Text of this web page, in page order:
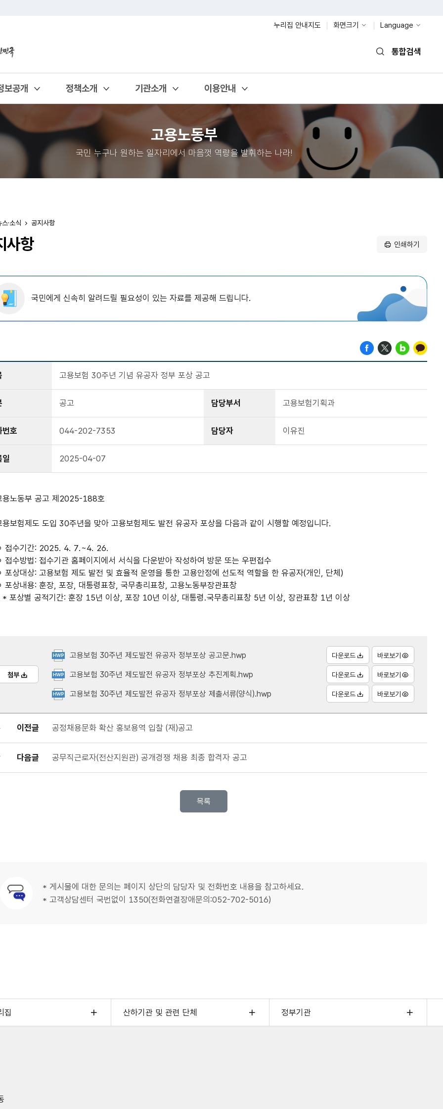
누리집 안내지도 화면크기 Language
통합검색
보공개
기
정책소개
열기
기관소개
열기
이용안내
열기
고용노동부
국민 누구나 원하는 일자리에서 마음껏 역량을 발휘하는 나라!
사항
스·소식 공지사항
인쇄하기
국민에게 신속히 알려드릴 필요성이 있는 자료를 제공해 드립니다.
고용보험 30주년 기념 유공자 정부 포상 공고
공고 담당부서 고용보험기획과
번호 044-202-7353 담당자 이유진
일 2025-04-07
용노동부 공고 제2025-188호
용보험제도 도입 30주년을 맞아 고용보험제도 발전 유공자 포상을 다음과 같이 시행할 예정입니다.
접수기간: 2025. 4. 7.~4. 26.
접수방법: 접수기관 홈페이지에서 서식을 다운받아 작성하여 방문 또는 우편접수
포상대상: 고용보험 제도 발전 및 효율적 운영을 통한 고용안정에 선도적 역할을 한 유공자(개인, 단체)
포상내용: 훈장, 포장, 대통령표창, 국무총리표창, 고용노동부장관표창
상별 공적기간: 훈장 15년 이상, 포장 10년 이상, 대통령.국무총리표창 5년 이상, 장관표창 1년 이상
첨부
고용보험 30주년 제도발전 유공자 정부포상 공고문.hwp 다운로드 바로보기
고용보험 30주년 제도발전 유공자 정부포상 추진계획.hwp 다운로드 바로보기
고용보험 30주년 제도발전 유공자 정부포상 제출서류(양식).hwp 다운로드 바로보기
이전글 공정채용문화 확산 홍보용역 입찰 (재)공고
다음글 공무직근로자(전산지원관) 공개경쟁 채용 최종 합격자 공고
목록
문의안내
* 게시물에 대한 문의는 페이지 상단의 담당자 및 전화번호 내용을 참고하세요.
* 고객상담센터 국번없이 1350(전화연결장애문의:052-702-5016)
집 산하기관 및 관련 단체 정부기관